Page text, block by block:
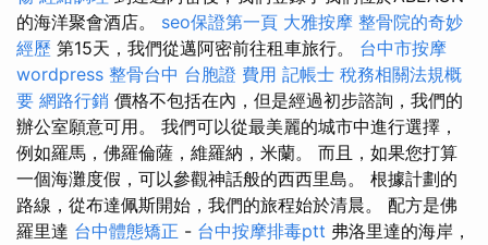
的海洋聚會酒店。 seo保證第一頁 大雅按摩 整骨院的奇妙
經歷 第15天，我們從邁阿密前往租車旅行。 台中市按摩
wordpress 整骨台中 台胞證 費用 記帳士 稅務相關法規概
要 網路行銷 價格不包括在內，但是經過初步諮詢，我們的
辦公室願意可用。 我們可以從最美麗的城市中進行選擇，
例如羅馬，佛羅倫薩，維羅納，米蘭。 而且，如果您打算
一個海灘度假，可以參觀神話般的西西里島。 根據計劃的
路線，從布達佩斯開始，我們的旅程始於清晨。 配方是佛
羅里達 台中體態矯正 - 台中按摩排毒ptt 弗洛里達的海岸，